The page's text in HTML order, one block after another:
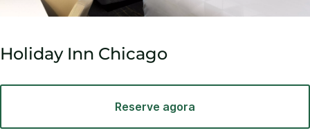
Holiday Inn Chicago
Reserve agora